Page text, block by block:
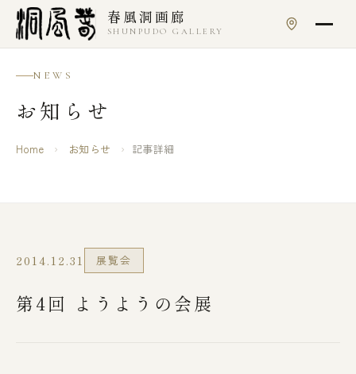
本文へスキップ 春風洞画廊
SHUNPUDO GALLERY
NEWS
お知らせ
Home › お知らせ › 記事詳細
2014.12.31 展覧会
第4回 ようようの会展